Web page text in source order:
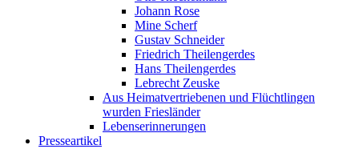
Johann Rose
Mine Scherf
Gustav Schneider
Friedrich Theilengerdes
Hans Theilengerdes
Lebrecht Zeuske
Aus Heimatvertriebenen und Flüchtlingen
wurden Friesländer
Lebenserinnerungen
Presseartikel